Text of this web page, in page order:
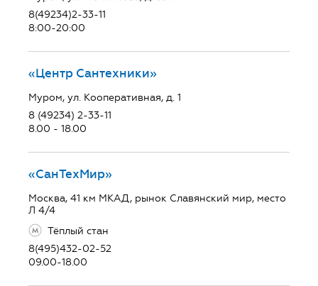
8(49234)2-33-11
8:00-20:00
«Центр Сантехники»
Муром, ул. Кооперативная, д. 1
8 (49234) 2-33-11
8.00 - 18.00
«СанТехМир»
Москва, 41 км МКАД, рынок Славянский мир, место
Л 4/4
Тёплый стан
8(495)432-02-52
09.00-18.00